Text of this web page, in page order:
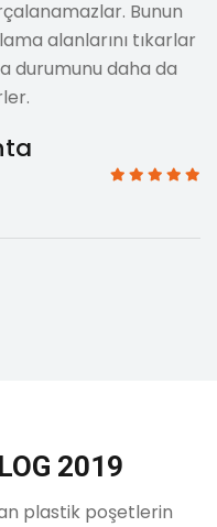
Bunun
alanlarını tıkarlar
durumunu daha da
2019
plastik poşetlerin